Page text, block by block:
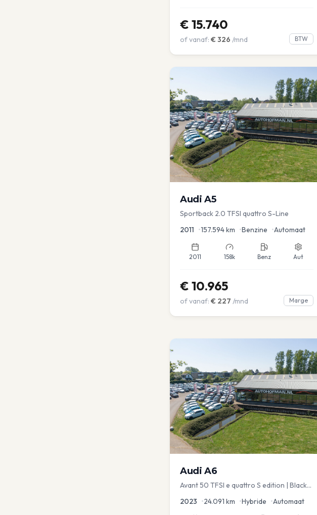
€ 15.740
of vanaf: € 326 /mnd BTW
Audi A5
Sportback 2.0 TFSI quattro S-Line
2011 •157.594km •Benzine •Automaat
2011 158k Benz Aut
€ 10.965
of vanaf: € 227 /mnd Marge
Audi A6
Avant 50 TFSI e quattro S edition | Black
Virtual
2023 •24.091 km •Hybride •Automaat